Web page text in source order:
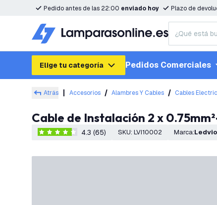
Pedido antes de las 22:00 enviado hoy Plazo de
Elige tu categoría Pedidos Comerciales
Atrás Accesorios Alambres Y Cables Cables
Cable de Instalación 2 x
4.3 estrellas de puntuación
4.3 (65) SKU: LVI10002 Marca: